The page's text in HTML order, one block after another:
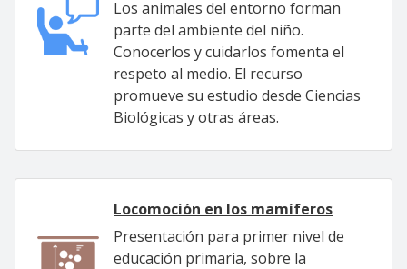
Los animales del entorno forman
parte del ambiente del niño.
Conocerlos y cuidarlos fomenta el
respeto al medio. El recurso
promueve su estudio desde Ciencias
Biológicas y otras áreas.
Locomoción en los mamíferos
Presentación para primer nivel de
educación primaria, sobre la